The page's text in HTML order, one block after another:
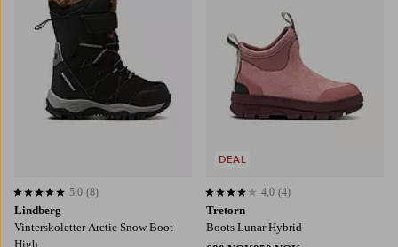
Lindberg
Vinterskoletter Arctic Snow Boot
High
5,0 basert på 8 karaktergivninger
5,0 (8)
Tretorn
Boots Lunar Hybrid
4,0 basert på 4 karaktergivninger
4,0 (4)
DEAL